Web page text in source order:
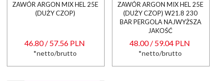
ZAWÓR ARGON MIX HEL 25E
(DUŻY CZOP)
46.80 / 57.56 PLN
*netto/brutto
ZAWÓR ARGON MIX HEL 25E
(DUŻY CZOP) W21.8 230
BAR PERGOLA NAJWYŻSZA
JAKOŚĆ
48.00 / 59.04 PLN
*netto/brutto